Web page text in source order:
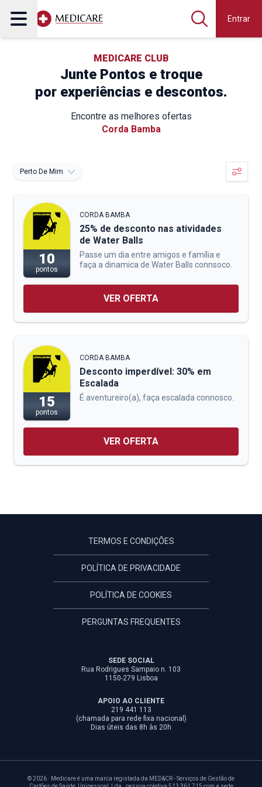
Entrar
MEDICARE CLUB
Junte Pontos e troque
por experiências e descontos.
Encontre as melhores ofertas
Corda Bamba
Perto De Mim
10
pontos
CORDA BAMBA
25% de desconto nas atividades
de Water Balls
Passe um dia entre amigos e família e
faça a dinamica de Water Balls connsoco.
VER OFERTA
15
pontos
CORDA BAMBA
Desconto imperdível: 30% em
Escalada
É aventureiro(a), faça escalada connosco.
VER OFERTA
TERMOS E CONDIÇÕES
POLÍTICA DE PRIVACIDADE
POLÍTICA DE COOKIES
PERGUNTAS FREQUENTES
SEDE SOCIAL
Rua Rodrigues Sampaio n. 103
1150-279 Lisboa
APOIO AO CLIENTE
219 441 113
(chamada para rede fixa nacional)
Dias úteis das 8h às 20h
© 2026 · Medicare é uma marca registada da MED&CR - Serviços de Gestão de